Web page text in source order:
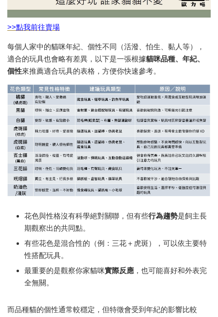
>>點我前往賣場
每個人家中的貓咪年紀、個性不同（活潑、怕生、黏人等），
適合的玩具也會略有差異，以下是一張根據貓咪品種、年紀、
個性來推薦適合玩具的表格，方便你快速參考。
花色與性格沒有科學絕對關聯，但有些行為趨勢是飼主長
期觀察出的共同點。
有些花色是混合性的（例：三花＋虎斑），可以依主要特
性搭配玩具。
最重要的是觀察你家貓咪實際反應 ，也可能喜好和外表完
全無關。
而品種貓的個性通常較穩定，但特徵會受到年紀的影響比較